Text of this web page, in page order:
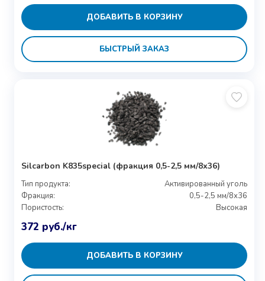
ДОБАВИТЬ В КОРЗИНУ
БЫСТРЫЙ ЗАКАЗ
Silcarbon K835special (фракция 0,5-2,5 мм/8х36)
Тип продукта:
Активированный уголь
Фракция:
0,5-2,5 мм/8х36
Пористость:
Высокая
372 руб./кг
ДОБАВИТЬ В КОРЗИНУ